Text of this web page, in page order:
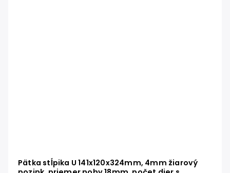
Pätka stĺpika U 141x120x324mm, 4mm žiarový